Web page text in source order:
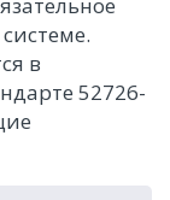
в
52726-